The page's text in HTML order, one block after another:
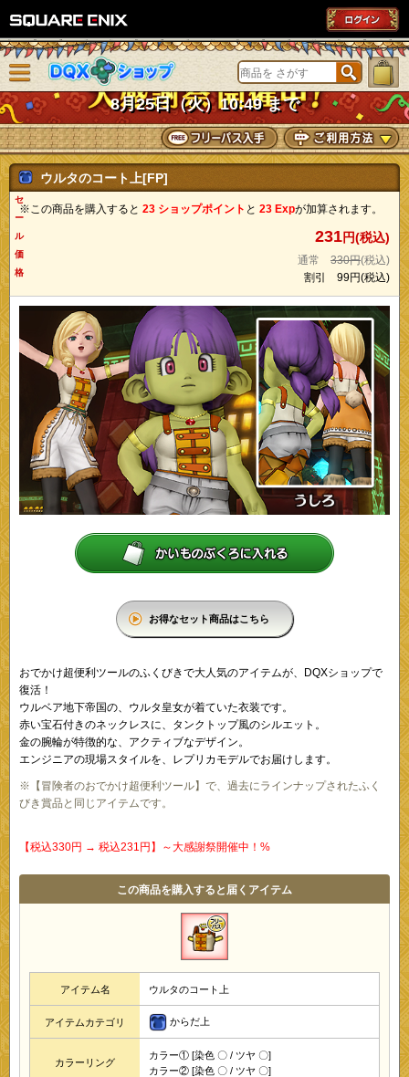
DQXショップ
8月25日（火）10:49 まで
ニューを閉じる
ウルタのコート上[FP]
※この商品を購入すると 23 ショップポイント と 23 Expが加算されます。
セ
ー
ル
価
格
231円(税込)
通常 330円(税込)
割引 99円(税込)
お得なセット商品はこちら
おでかけ超便利ツールのふくびきで大人気のアイテムが、DQXショップで
復活！
ウルベア地下帝国の、ウルタ皇女が着ていた衣装です。
赤い宝石付きのネックレスに、タンクトップ風のシルエット。
金の腕輪が特徴的な、アクティブなデザイン。
エンジニアの現場スタイルを、レプリカモデルでお届けします。
※【冒険者のおでかけ超便利ツール】で、過去にラインナップされたふく
びき賞品と同じアイテムです。
【税込330円 → 税込231円】～大感謝祭開催中！%
この商品を購入すると届くアイテム
アイテム名 ウルタのコート上
アイテムカテゴリ からだ上
カラーリング
カラー① [染色 〇 / ツヤ 〇]
カラー② [染色 〇 / ツヤ 〇]